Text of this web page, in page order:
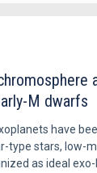
M dwarfs
have
type stars, low-
as ideal